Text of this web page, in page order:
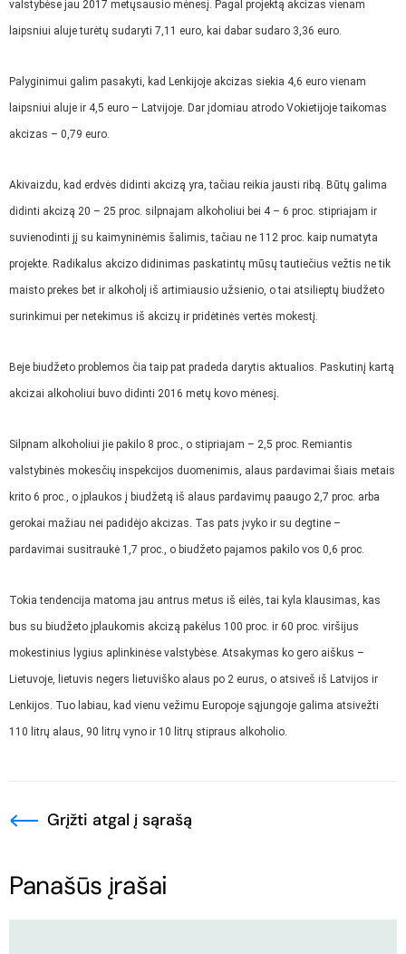
valstybėse jau 2017 metųsausio mėnesį. Pagal projektą akcizas vienam
laipsniui aluje turėtų sudaryti 7,11 euro, kai dabar sudaro 3,36 euro.
Palyginimui galim pasakyti, kad Lenkijoje akcizas siekia 4,6 euro vienam
laipsniui aluje ir 4,5 euro – Latvijoje. Dar įdomiau atrodo Vokietijoje taikomas
akcizas – 0,79 euro.
Akivaizdu, kad erdvės didinti akcizą yra, tačiau reikia jausti ribą. Būtų galima
didinti akcizą 20 – 25 proc. silpnajam alkoholiui bei 4 – 6 proc. stipriajam ir
suvienodinti jį su kaimyninėmis šalimis, tačiau ne 112 proc. kaip numatyta
projekte. Radikalus akcizo didinimas paskatintų mūsų tautiečius vežtis ne tik
maisto prekes bet ir alkoholį iš artimiausio užsienio, o tai atsilieptų biudžeto
surinkimui per netekimus iš akcizų ir pridėtinės vertės mokestį.
Beje biudžeto problemos čia taip pat pradeda darytis aktualios. Paskutinį kartą
akcizai alkoholiui buvo didinti 2016 metų kovo mėnesį.
Silpnam alkoholiui jie pakilo 8 proc., o stipriajam – 2,5 proc. Remiantis
valstybinės mokesčių inspekcijos duomenimis, alaus pardavimai šiais metais
krito 6 proc., o įplaukos į biudžetą iš alaus pardavimų paaugo 2,7 proc. arba
gerokai mažiau nei padidėjo akcizas. Tas pats įvyko ir su degtine –
pardavimai susitraukė 1,7 proc., o biudžeto pajamos pakilo vos 0,6 proc.
Tokia tendencija matoma jau antrus metus iš eilės, tai kyla klausimas, kas
bus su biudžeto įplaukomis akcizą pakėlus 100 proc. ir 60 proc. viršijus
mokestinius lygius aplinkinėse valstybėse. Atsakymas ko gero aiškus –
Lietuvoje, lietuvis negers lietuviško alaus po 2 eurus, o atsiveš iš Latvijos ir
Lenkijos. Tuo labiau, kad vienu vežimu Europoje sąjungoje galima atsivežti
110 litrų alaus, 90 litrų vyno ir 10 litrų stipraus alkoholio.
Grįžti atgal į sąrašą
Panašūs įrašai